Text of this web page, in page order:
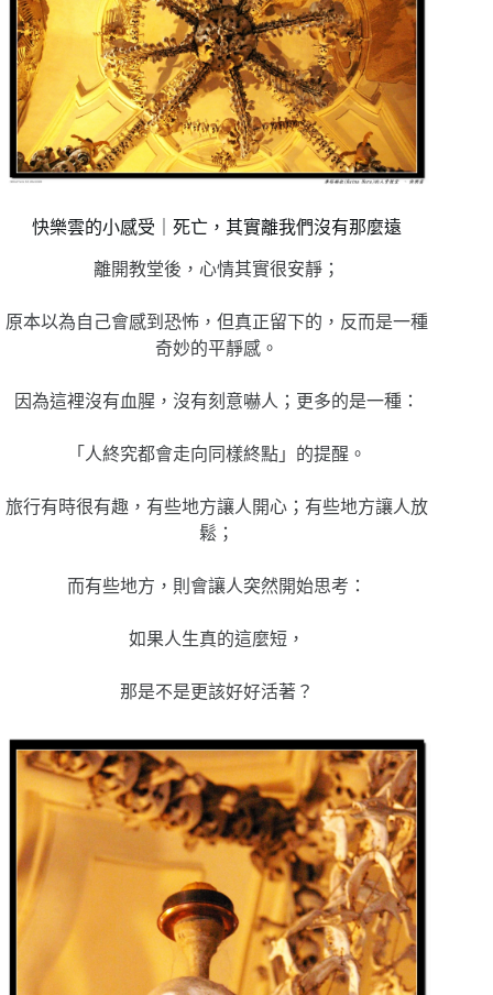
快樂雲的小感受｜死亡，其實離我們沒有那麼遠
離開教堂後，心情其實很安靜；
原本以為自己會感到恐怖，但真正留下的，反而是一種
奇妙的平靜感。
因為這裡沒有血腥，沒有刻意嚇人；更多的是一種：
「人終究都會走向同樣終點」的提醒。
旅行有時很有趣，有些地方讓人開心；有些地方讓人放
鬆；
而有些地方，則會讓人突然開始思考：
如果人生真的這麼短，
那是不是更該好好活著？